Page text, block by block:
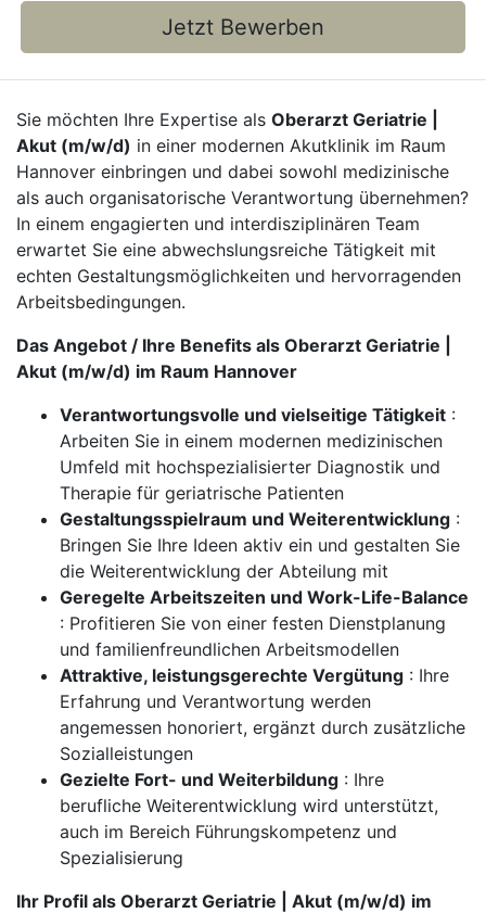
Jetzt Bewerben
Sie möchten Ihre Expertise als Oberarzt Geriatrie |
Akut (m/w/d) in einer modernen Akutklinik im Raum
Hannover einbringen und dabei sowohl medizinische
als auch organisatorische Verantwortung übernehmen?
In einem engagierten und interdisziplinären Team
erwartet Sie eine abwechslungsreiche Tätigkeit mit
echten Gestaltungsmöglichkeiten und hervorragenden
Arbeitsbedingungen.
Das Angebot / Ihre Benefits als Oberarzt Geriatrie |
Akut (m/w/d) im Raum Hannover
Verantwortungsvolle und vielseitige Tätigkeit :
Arbeiten Sie in einem modernen medizinischen
Umfeld mit hochspezialisierter Diagnostik und
Therapie für geriatrische Patienten
Gestaltungsspielraum und Weiterentwicklung :
Bringen Sie Ihre Ideen aktiv ein und gestalten Sie
die Weiterentwicklung der Abteilung mit
Geregelte Arbeitszeiten und Work-Life-Balance
: Profitieren Sie von einer festen Dienstplanung
und familienfreundlichen Arbeitsmodellen
Attraktive, leistungsgerechte Vergütung : Ihre
Erfahrung und Verantwortung werden
angemessen honoriert, ergänzt durch zusätzliche
Sozialleistungen
Gezielte Fort- und Weiterbildung : Ihre
berufliche Weiterentwicklung wird unterstützt,
auch im Bereich Führungskompetenz und
Spezialisierung
Ihr Profil als Oberarzt Geriatrie | Akut (m/w/d) im